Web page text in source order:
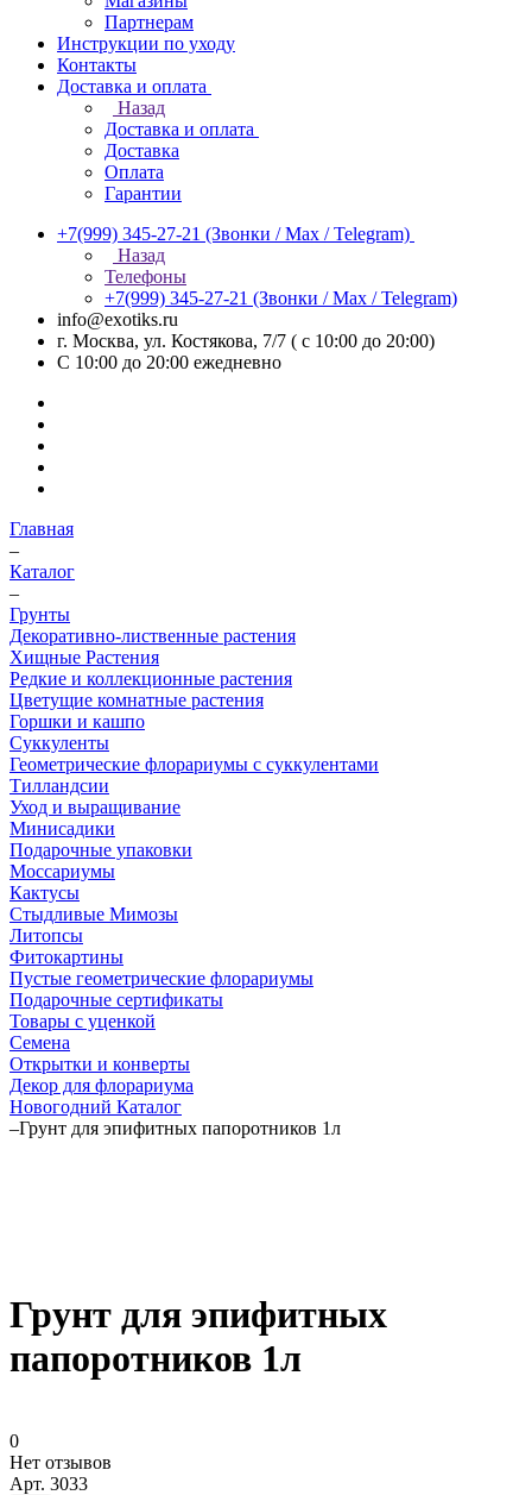
Партнерам
Инструкции по уходу
Контакты
Доставка и оплата
Назад
Доставка и оплата
Доставка
Оплата
Гарантии
+7(999) 345-27-21 (Звонки / Max / Telegram)
Назад
Телефоны
+7(999) 345-27-21 (Звонки / Max / Telegram)
info@exotiks.ru
г. Москва, ул. Костякова, 7/7 ( с 10:00 до 20:00)
С 10:00 до 20:00 ежедневно
Главная
–
Каталог
–
Грунты
Декоративно-лиственные растения
Хищные Растения
Редкие и коллекционные растения
Цветущие комнатные растения
Горшки и кашпо
Суккуленты
Геометрические флорариумы с суккулентами
Тилландсии
Уход и выращивание
Минисадики
Подарочные упаковки
Моссариумы
Кактусы
Стыдливые Мимозы
Литопсы
Фитокартины
Пустые геометрические флорариумы
Подарочные сертификаты
Товары с уценкой
Семена
Открытки и конверты
Декор для флорариума
Новогодний Каталог
–Грунт для эпифитных папоротников 1л
Грунт для эпифитных
папоротников 1л
0
Нет отзывов
Арт. 3033